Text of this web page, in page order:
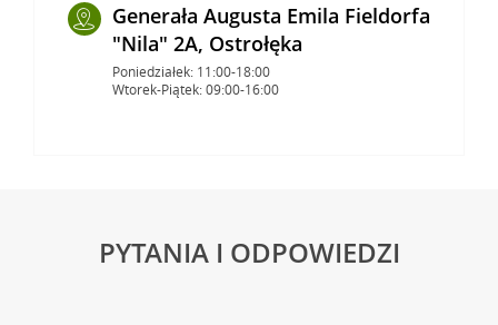
Generała Augusta Emila Fieldorfa
"Nila" 2A, Ostrołęka
Poniedziałek: 11:00-18:00
Wtorek-Piątek: 09:00-16:00
PYTANIA I ODPOWIEDZI